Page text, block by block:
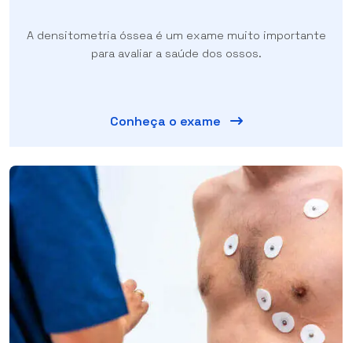
A densitometria óssea é um exame muito importante
para avaliar a saúde dos ossos.
Conheça o exame